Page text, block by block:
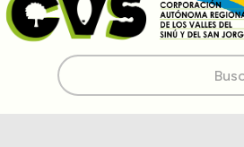
Buscar: